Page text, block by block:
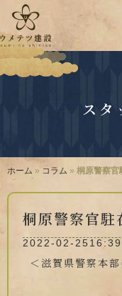
ス
ホーム » コラム » 桐原警察
桐原警察官
2022-02-2516:39
＜滋賀県警察本部